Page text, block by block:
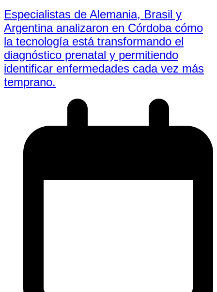
Especialistas de Alemania, Brasil y
Argentina analizaron en Córdoba cómo
la tecnología está transformando el
diagnóstico prenatal y permitiendo
identificar enfermedades cada vez más
temprano.